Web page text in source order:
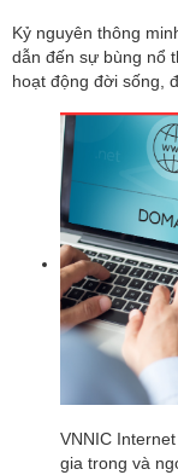
Kỷ nguyên thông
dẫn đến sự bùng nổ
hoạt động đời sống,
VNNIC
gia trong và